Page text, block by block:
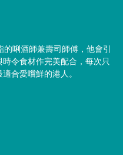
的唎酒師兼壽司師傅，他會引
時令食材作完美配合，每次只
合愛嚐鮮的港人。